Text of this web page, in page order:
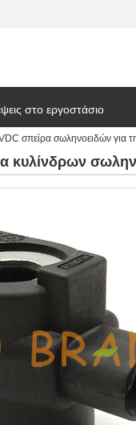
στο εργοστάσιο
Ειδήσεις επιχείρησης
σπείρα σωληνοειδών για
κυλίνδρων